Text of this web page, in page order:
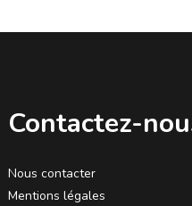
Contactez-
Nous contacter
Mentions légales